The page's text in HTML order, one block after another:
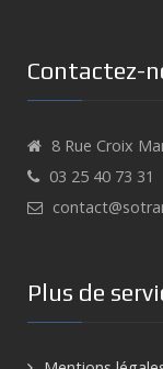
Contactez-
8 Rue Croix
03 25 40 73 31
Plus de